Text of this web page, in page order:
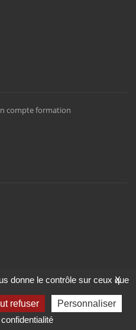
compte formation
|Mentions légales
X
donne le contrôle sur ceux que
refuser
Personnaliser